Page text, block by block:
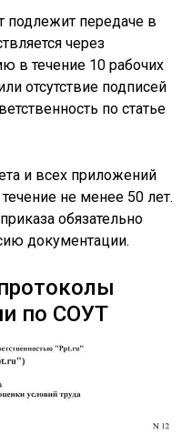
подлежит передаче в
через
в течение 10 рабочих
отсутствие подписей
по статье
и всех приложений
не менее 50 лет.
обязательно
документации.
по СОУТ